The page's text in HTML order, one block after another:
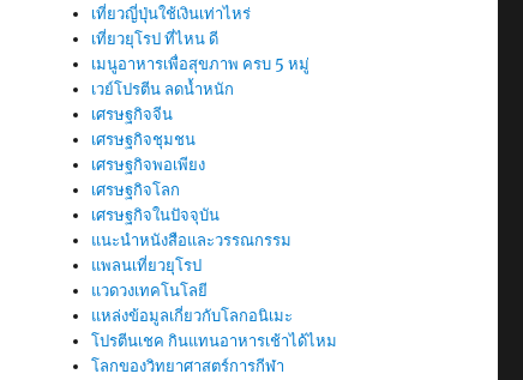
เที่ยวญี่ปุ่นใช้เงินเท่าไหร่
เที่ยวยุโรป ที่ไหน ดี
เมนูอาหารเพื่อสุขภาพ ครบ 5 หมู่
เวย์โปรตีน ลดน้ำหนัก
เศรษฐกิจจีน
เศรษฐกิจชุมชน
เศรษฐกิจพอเพียง
เศรษฐกิจโลก
เศรษฐกิจในปัจจุบัน
แนะนำหนังสือและวรรณกรรม
แพลนเที่ยวยุโรป
แวดวงเทคโนโลยี
แหล่งข้อมูลเกี่ยวกับโลกอนิเมะ
โปรตีนเชค กินแทนอาหารเช้าได้ไหม
โลกของวิทยาศาสตร์การกีฬา